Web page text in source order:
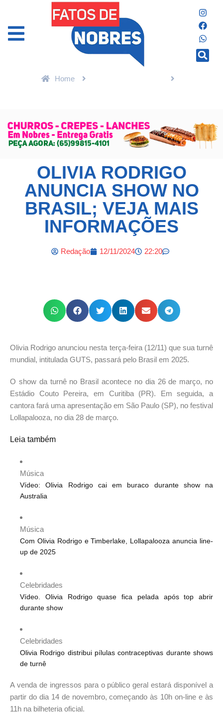
Home
OLIVIA RODRIGO
ANUNCIA SHOW NO
BRASIL; VEJA MAIS
INFORMAÇÕES
Redação 12/11/2024 22:20
Olivia Rodrigo anunciou nesta terça-feira (12/11) que sua turnê
mundial, intitulada GUTS, passará pelo Brasil em 2025.
O show da turnê no Brasil acontece no dia 26 de março, no
Estádio Couto Pereira, em Curitiba (PR). Em seguida, a
cantora fará uma apresentação em São Paulo (SP), no festival
Lollapalooza, no dia 28 de março.
Leia também
Música
Vídeo: Olivia Rodrigo cai em buraco durante show na
Australia
Música
Com Olivia Rodrigo e Timberlake, Lollapalooza anuncia line-
up de 2025
Celebridades
Vídeo. Olivia Rodrigo quase fica pelada após top abrir
durante show
Celebridades
Olivia Rodrigo distribui pílulas contraceptivas durante shows
de turnê
A venda de ingressos para o público geral estará disponível a
partir do dia 14 de novembro, começando às 10h on-line e às
11h na bilheteria oficial.